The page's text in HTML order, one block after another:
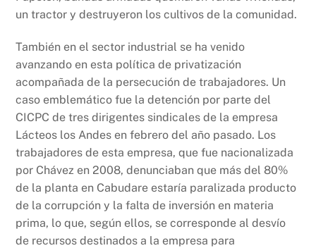
un tractor y destruyeron los cultivos de la comunidad.
También en el sector industrial se ha venido
avanzando en esta política de privatización
acompañada de la persecución de trabajadores. Un
caso emblemático fue la detención por parte del
CICPC de tres dirigentes sindicales de la empresa
Lácteos los Andes en febrero del año pasado. Los
trabajadores de esta empresa, que fue nacionalizada
por Chávez en 2008, denunciaban que más del 80%
de la planta en Cabudare estaría paralizada producto
de la corrupción y la falta de inversión en materia
prima, lo que, según ellos, se corresponde al desvío
de recursos destinados a la empresa para